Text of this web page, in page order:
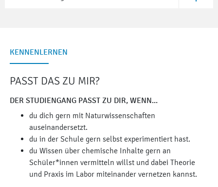
KENNENLERNEN
PASST DAS ZU MIR?
DER STUDIENGANG PASST ZU DIR, WENN...
du dich gern mit Naturwissenschaften
auseinandersetzt.
du in der Schule gern selbst experimentiert hast.
du Wissen über chemische Inhalte gern an
Schüler*innen vermitteln willst und dabei Theorie
und Praxis im Labor miteinander vernetzen kannst.